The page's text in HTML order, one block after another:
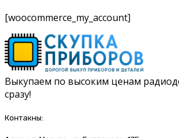
[woocommerce_my_account]
Выкупаем по высоким ценам
сразу!
Контакны: